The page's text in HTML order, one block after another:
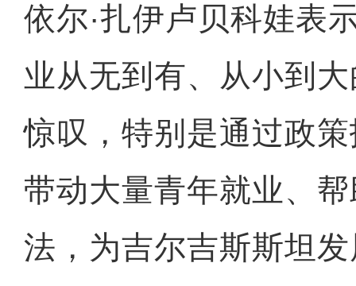
依尔·扎伊卢贝科娃表
业从无到有、从小到
惊叹，特别是通过政
带动大量青年就业、
法，为吉尔吉斯斯坦